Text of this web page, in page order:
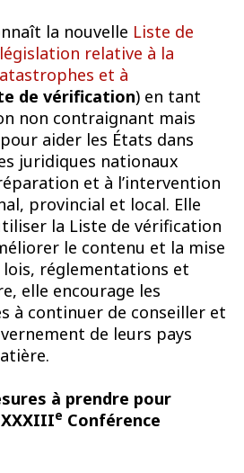
la nouvelle Liste de
relative à la
et à
de vérification) en tant
non contraignant mais
aider les États dans
juridiques nationaux
et à l’intervention
provincial et local. Elle
la Liste de vérification
le contenu et la mise
réglementations et
elle encourage les
à continuer de conseiller et
de leurs pays
à prendre pour
e Conférence